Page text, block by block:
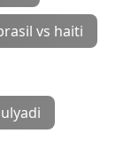
vs haiti